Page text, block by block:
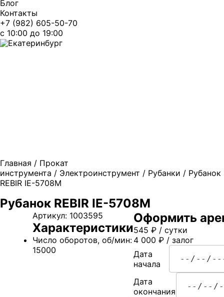
Блог
Контакты
+7 (982) 605-50-70
c 10:00 до 19:00
Екатеринбург
Главная / Прокат
инструмента / Электроинструмент / Рубанки / Рубанок
REBIR IE-5708M
Рубанок REBIR IE-5708M
Артикул: 1003595
Характеристики
Число оборотов, об/мин:
15000
Оформить
545 ₽ / сутки
4 000 ₽ / залог
Дата
начала
Дата
окончания